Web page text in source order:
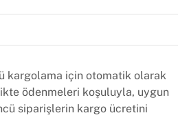
kargolama için otomatik olarak
ödenmeleri koşuluyla, uygun
siparişlerin kargo ücretini